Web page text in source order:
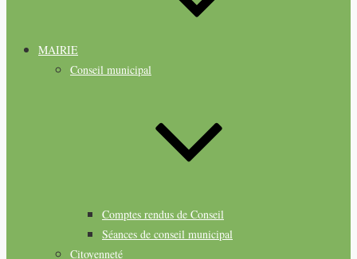
MAIRIE
Conseil municipal
Comptes rendus de Conseil
Séances de conseil municipal
Citoyenneté